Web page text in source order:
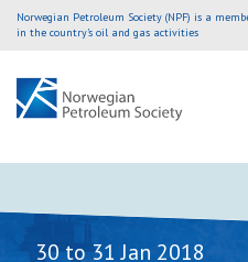
Norwegian Petroleum Society (NPF) is a
in the country’s oil and gas activities
30 to 31 Jan 2018